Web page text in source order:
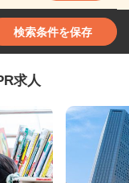
検索条件を保存
求人